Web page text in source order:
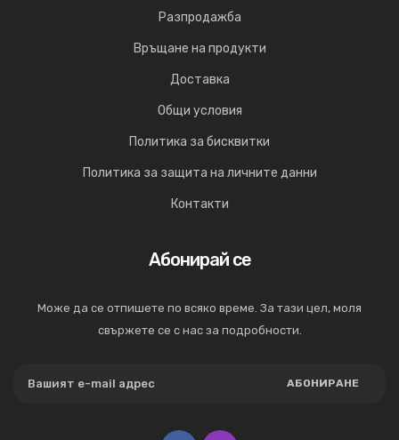
Разпродажба
Връщане на продукти
Доставка
Общи условия
Политика за бисквитки
Политика за защита на личните данни
Контакти
Абонирай се
Може да се отпишете по всяко време. За тази цел, моля
свържете се с нас за подробности.
АБОНИРАНЕ